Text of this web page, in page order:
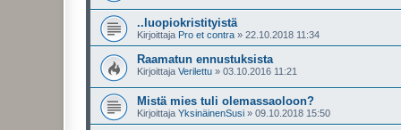
..luopiokristityistä
Kirjoittaja Pro et contra » 22.10.2018 11:34
Raamatun ennustuksista
Kirjoittaja Verilettu » 03.10.2016 11:21
Mistä mies tuli olemassaoloon?
Kirjoittaja YksinäinenSusi » 09.10.2018 15:50